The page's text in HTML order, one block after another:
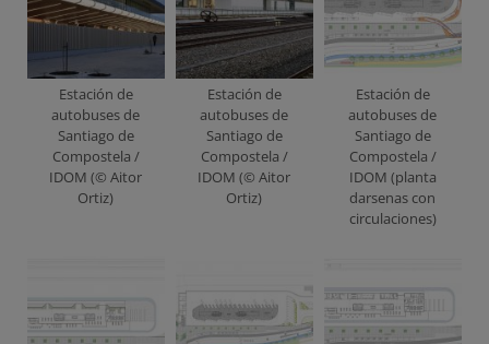
Estación de
autobuses de
Santiago de
Compostela /
IDOM (© Aitor
Ortiz)
Estación de
autobuses de
Santiago de
Compostela /
IDOM (© Aitor
Ortiz)
Estación de
autobuses de
Santiago de
Compostela /
IDOM (planta
darsenas con
circulaciones)